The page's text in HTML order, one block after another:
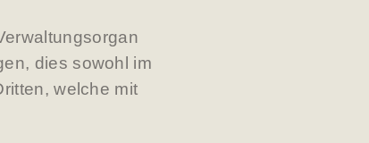
dies sowohl im
welche mit